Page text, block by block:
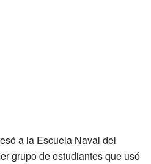
a la Escuela Naval del
grupo de estudiantes que usó